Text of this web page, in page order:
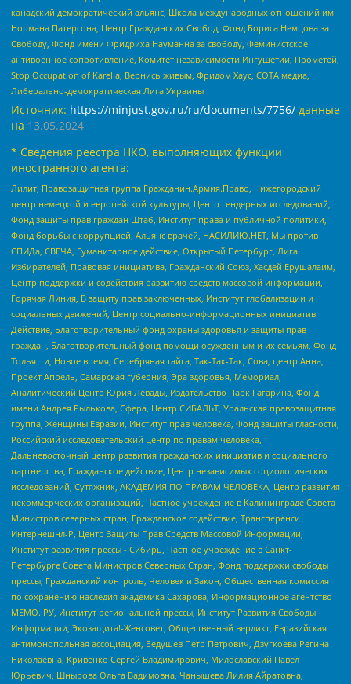
канадский демократический альянс, Школа международных отношений им
Нормана Патерсона, Центр Гражданских Свобод, Фонд Бориса Немцова за
Свободу, Фонд имени Фридриха Науманна за свободу, Феминистское
антивоенное сопротивление, Комитет независимости Ингушетии, Прометей,
Stop Occupation of Karelia, Вернись живым, Фридом Хаус, СОТА медиа,
Либерально-демократическая Лига Украины
Источник: https://minjust.gov.ru/ru/documents/7756/ данные
на 13.05.2024
* Сведения реестра НКО, выполняющих функции
иностранного агента:
Лилит, Правозащитная группа Гражданин.Армия.Право, Нижегородский
центр немецкой и европейской культуры, Центр гендерных исследований,
Фонд защиты прав граждан Штаб, Институт права и публичной политики,
Фонд борьбы с коррупцией, Альянс врачей, НАСИЛИЮ.НЕТ, Мы против
СПИДа, СВЕЧА, Гуманитарное действие, Открытый Петербург, Лига
Избирателей, Правовая инициатива, Гражданский Союз, Хасдей Ерушалаим,
Центр поддержки и содействия развитию средств массовой информации,
Горячая Линия, В защиту прав заключенных, Институт глобализации и
социальных движений, Центр социально-информационных инициатив
Действие, Благотворительный фонд охраны здоровья и защиты прав
граждан, Благотворительный фонд помощи осужденным и их семьям, Фонд
Тольятти, Новое время, Серебряная тайга, Так-Так-Так, Сова, центр Анна,
Проект Апрель, Самарская губерния, Эра здоровья, Мемориал,
Аналитический Центр Юрия Левады, Издательство Парк Гагарина, Фонд
имени Андрея Рылькова, Сфера, Центр СИБАЛЬТ, Уральская правозащитная
группа, Женщины Евразии, Институт прав человека, Фонд защиты гласности,
Российский исследовательский центр по правам человека,
Дальневосточный центр развития гражданских инициатив и социального
партнерства, Гражданское действие, Центр независимых социологических
исследований, Сутяжник, АКАДЕМИЯ ПО ПРАВАМ ЧЕЛОВЕКА, Центр развития
некоммерческих организаций, Частное учреждение в Калининграде Совета
Министров северных стран, Гражданское содействие, Трансперенси
Интернешнл-Р, Центр Защиты Прав Средств Массовой Информации,
Институт развития прессы - Сибирь, Частное учреждение в Санкт-
Петербурге Совета Министров Северных Стран, Фонд поддержки свободы
прессы, Гражданский контроль, Человек и Закон, Общественная комиссия
по сохранению наследия академика Сахарова, Информационное агентство
МЕМО. РУ, Институт региональной прессы, Институт Развития Свободы
Информации, Экозащита!-Женсовет, Общественный вердикт, Евразийская
антимонопольная ассоциация, Бедушев Петр Петрович, Дзугкоева Регина
Николаевна, Кривенко Сергей Владимирович, Милославский Павел
Юрьевич, Шнырова Ольга Вадимовна, Чанышева Лилия Айратовна,